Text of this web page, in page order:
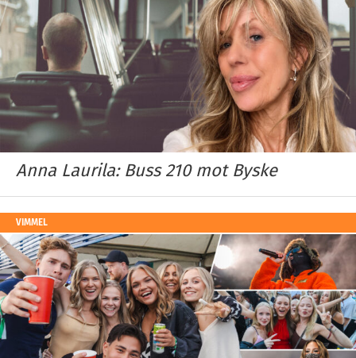
Anna Laurila: Buss 210 mot Byske
VIMMEL